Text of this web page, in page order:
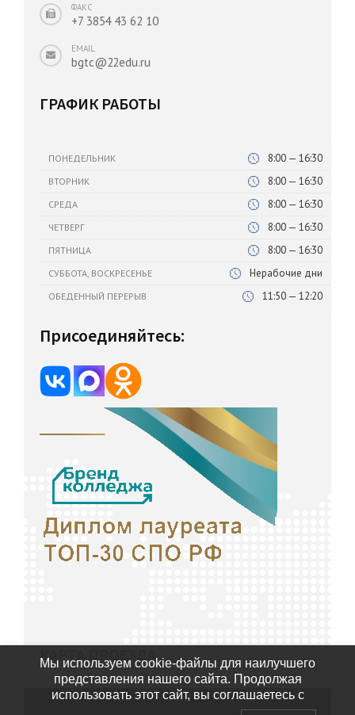
ФАКС
+7 3854 43 62 10
EMAIL
bgtc@22edu.ru
ГРАФИК РАБОТЫ
ПОНЕДЕЛЬНИК 8:00 — 16:30
ВТОРНИК 8:00 — 16:30
СРЕДА 8:00 — 16:30
ЧЕТВЕРГ 8:00 — 16:30
ПЯТНИЦА 8:00 — 16:30
СУББОТА, ВОСКРЕСЕНЬЕ Нерабочие дни
ОБЕДЕННЫЙ ПЕРЕРЫВ 11:50 — 12:20
Присоединяйтесь:
КАРТА ПРОЕЗДА
Мы используем cookie-файлы для наилучшего
представления нашего сайта. Продолжая
использовать этот сайт, вы соглашаетесь с